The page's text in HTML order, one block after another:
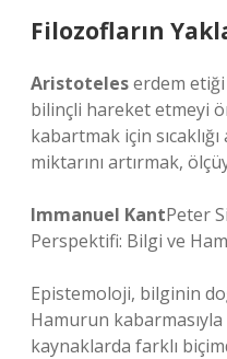
Filozofların
Aristoteleserdem etiği
bilinçli hareket etmeyi
kabartmak için
miktarını artırmak,
Immanuel KantPeter
Perspektifi: Bilgi ve
Epistemoloji, bilginin
Hamurun
kaynaklarda farklı